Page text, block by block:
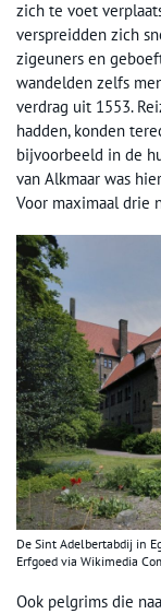
zich te voet
verspreidden zich
zigeuners en
wandelden zelfs
verdrag uit 1553.
hadden, konden
bijvoorbeeld in de
van Alkmaar was
Voor maximaal drie
De Sint Adelbertabdij in
Erfgoed via Wikimedia
Ook pelgrims die